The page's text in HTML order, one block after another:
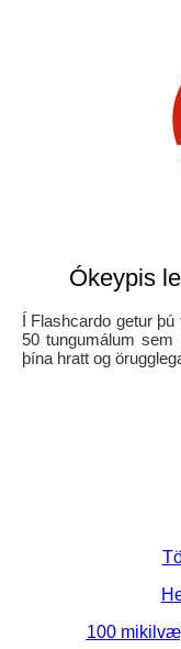
Ókeypis
Í Flashcardo getur
50 tungumálum
þína hratt og
100